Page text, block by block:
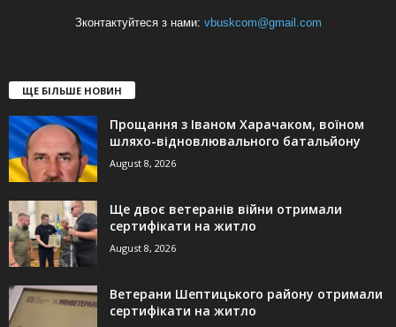
Зконтактуйтеся з нами: vbuskcom@gmail.com
ЩЕ БІЛЬШЕ НОВИН
Прощання з Іваном Харачаком, воїном
шляхо-відновлювального батальйону
August 8, 2026
Ще двоє ветеранів війни отримали
сертифікати на житло
August 8, 2026
Ветерани Шептицького району отримали
сертифікати на житло